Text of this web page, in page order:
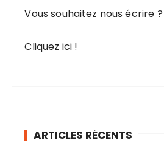
e
o
Vous souhaitez nous écrire ?
Cliquez ici !
ARTICLES RÉCENTS